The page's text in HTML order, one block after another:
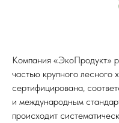
Компания «ЭкоПродукт»
частью крупного лесного
сертифицирована,
и международным
происходит